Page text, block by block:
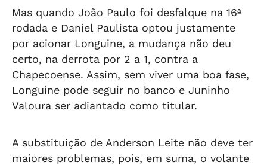
Mas quando João Paulo foi desfalque na 16ª
rodada e Daniel Paulista optou justamente
por acionar Longuine, a mudança não deu
certo, na derrota por 2 a 1, contra a
Chapecoense. Assim, sem viver uma boa fase,
Longuine pode seguir no banco e Juninho
Valoura ser adiantado como titular.
A substituição de Anderson Leite não deve ter
maiores problemas, pois, em suma, o volante